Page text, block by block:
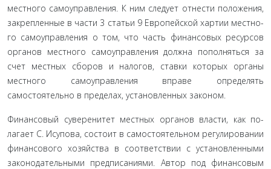
местного самоуправления. К ним следует отнести положения,
закрепленные в части 3 статьи 9 Европейской хартии местно­
го самоуправления о том, что часть финансовых ресурсов
органов местного самоуправления должна пополняться за
счет местных сборов и налогов, ставки которых органы
местного са­моуправления вправе определять
самостоятельно в пределах, установленных законом.
Финансовый суверенитет местных органов власти, как по­
лагает С. Исупова, состоит в самостоятельном регулировании
финансового хозяйства в соответствии с установленными
зако­нодательными предписаниями. Автор под финансовым